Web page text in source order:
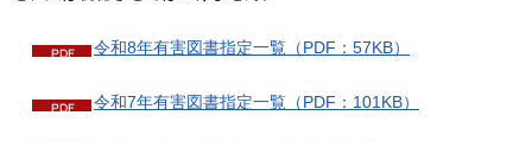
令和8年有害図書指定一覧（PDF：57KB）
令和7年有害図書指定一覧（PDF：101KB）